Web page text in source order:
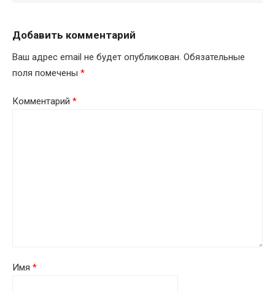
Добавить комментарий
Ваш адрес email не будет опубликован. Обязательные
поля помечены *
Комментарий *
Имя *